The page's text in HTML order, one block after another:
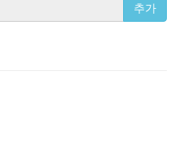
추가